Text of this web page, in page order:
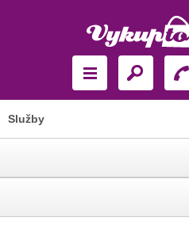
Služby